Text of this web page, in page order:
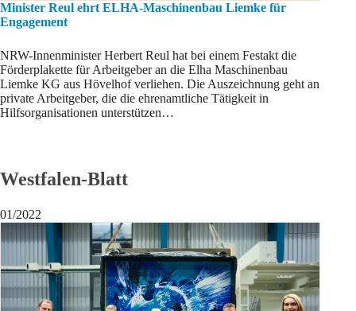
Minister Reul ehrt ELHA-Maschinenbau Liemke für
Engagement
NRW-Innenminister Herbert Reul hat bei einem Festakt die
Förderplakette für Arbeitgeber an die Elha Maschinenbau
Liemke KG aus Hövelhof verliehen. Die Auszeichnung geht an
private Arbeitgeber, die die ehrenamtliche Tätigkeit in
Hilfsorganisationen unterstützen…
Westfalen-Blatt
01/2022